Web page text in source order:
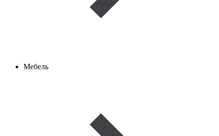
Мебель